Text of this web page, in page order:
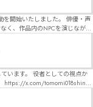
たしました。 俳優・声
く、作品内のNPCを演じなが
意としています。 自分自
図を大切にしながら、その作
公演を進めていく時間が本当
デスゲーム、青春ものなど、
ての視点か
「コアクト」(不定期開催)出